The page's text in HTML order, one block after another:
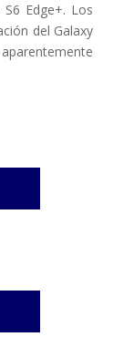
Edge+. Los
del Galaxy